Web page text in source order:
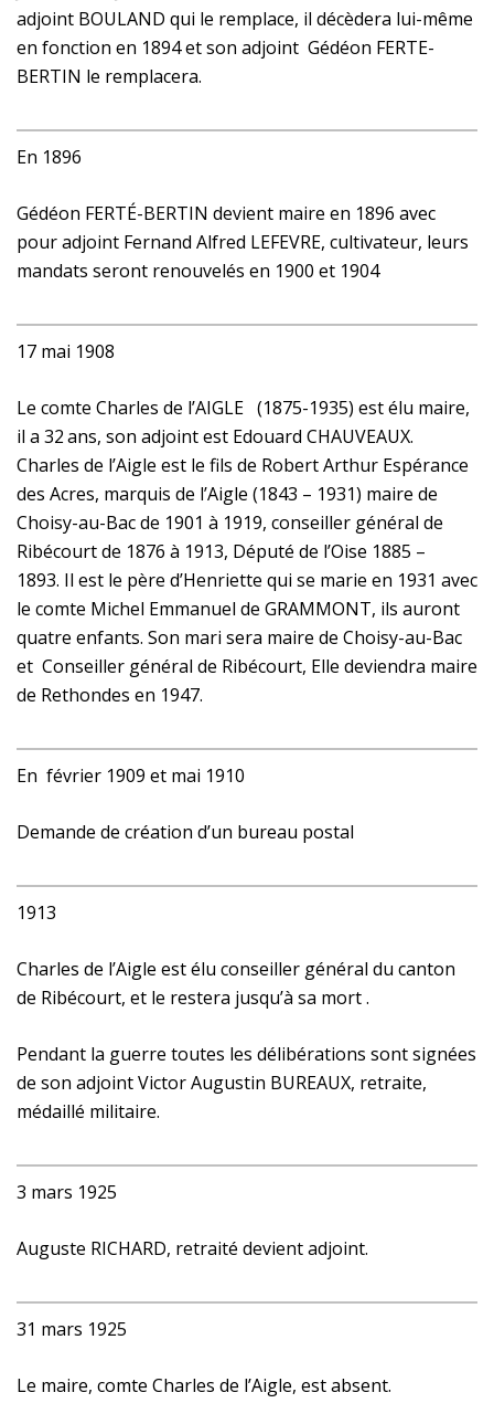
adjoint BOULAND qui le remplace, il décèdera lui-même
en fonction en 1894 et son adjoint Gédéon FERTE-
BERTIN le remplacera.
En 1896
Gédéon FERTÉ-BERTIN devient maire en 1896 avec
pour adjoint Fernand Alfred LEFEVRE, cultivateur, leurs
mandats seront renouvelés en 1900 et 1904
17 mai 1908
Le comte Charles de l’AIGLE (1875-1935) est élu maire,
il a 32ans, son adjoint est Edouard CHAUVEAUX.
Charles de l’Aigle est le fils de Robert Arthur Espérance
des Acres, marquis de l’Aigle (1843 – 1931) maire de
Choisy-au-Bac de 1901 à 1919, conseiller général de
Ribécourt de 1876 à 1913, Député de l’Oise 1885 –
1893. Il est le père d’Henriette qui se marie en 1931 avec
le comte Michel Emmanuel de GRAMMONT, ils auront
quatre enfants. Son mari sera maire de Choisy-au-Bac
et Conseiller général de Ribécourt, Elle deviendra maire
de Rethondes en 1947.
En février 1909 et mai 1910
Demande de création d’un bureau postal
1913
Charles de l’Aigle est élu conseiller général du canton
de Ribécourt, et le restera jusqu’à sa mort .
Pendant la guerre toutes les délibérations sont signées
de son adjoint Victor Augustin BUREAUX, retraite,
médaillé militaire.
3 mars 1925
Auguste RICHARD, retraité devient adjoint.
31 mars 1925
Le maire, comte Charles de l’Aigle, est absent.